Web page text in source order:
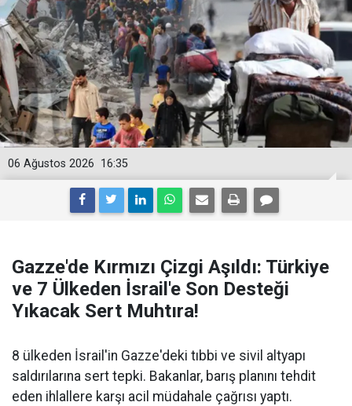
16:35
06 Ağustos 2026
Gazze'de Kırmızı Çizgi Aşıldı: Türkiye
ve 7 Ülkeden İsrail'e Son Desteği
Yıkacak Sert Muhtıra!
8 ülkeden İsrail'in Gazze'deki tıbbi ve sivil altyapı
saldırılarına sert tepki. Bakanlar, barış planını tehdit
eden ihlallere karşı acil müdahale çağrısı yaptı.